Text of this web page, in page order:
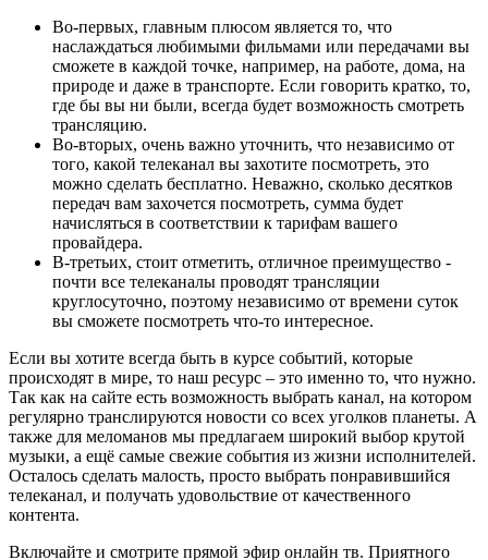
Во-первых, главным плюсом является то, что
наслаждаться любимыми фильмами или передачами вы
сможете в каждой точке, например, на работе, дома, на
природе и даже в транспорте. Если говорить кратко, то,
где бы вы ни были, всегда будет возможность смотреть
трансляцию.
Во-вторых, очень важно уточнить, что независимо от
того, какой телеканал вы захотите посмотреть, это
можно сделать бесплатно. Неважно, сколько десятков
передач вам захочется посмотреть, сумма будет
начисляться в соответствии к тарифам вашего
провайдера.
В-третьих, стоит отметить, отличное преимущество -
почти все телеканалы проводят трансляции
круглосуточно, поэтому независимо от времени суток
вы сможете посмотреть что-то интересное.
Если вы хотите всегда быть в курсе событий, которые
происходят в мире, то наш ресурс – это именно то, что нужно.
Так как на сайте есть возможность выбрать канал, на котором
регулярно транслируются новости со всех уголков планеты. А
также для меломанов мы предлагаем широкий выбор крутой
музыки, а ещё самые свежие события из жизни исполнителей.
Осталось сделать малость, просто выбрать понравившийся
телеканал, и получать удовольствие от качественного
контента.
Включайте и смотрите прямой эфир онлайн тв. Приятного